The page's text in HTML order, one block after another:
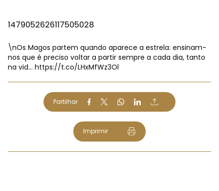
1479052626117505028
\nOs Magos partem quando aparece a estrela: ensinam-
nos que é preciso voltar a partir sempre a cada dia, tanto
na vid… https://t.co/LHxMfWz3Ol
Partilhar
Imprimir